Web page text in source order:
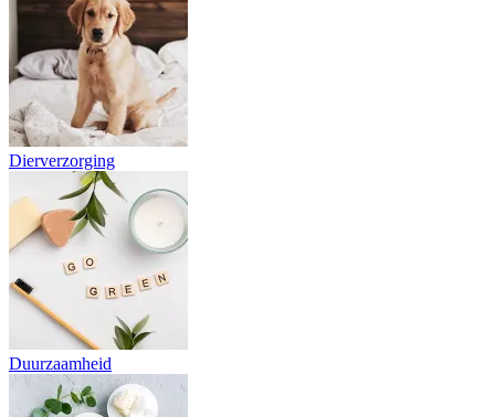
Dierverzorging
Duurzaamheid